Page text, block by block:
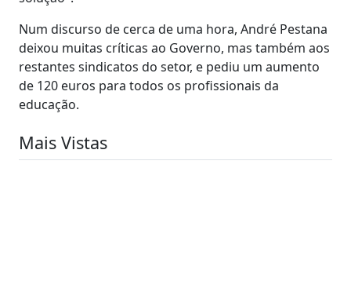
Num discurso de cerca de uma hora, André Pestana
deixou muitas críticas ao Governo, mas também aos
restantes sindicatos do setor, e pediu um aumento
de 120 euros para todos os profissionais da
educação.
Mais Vistas